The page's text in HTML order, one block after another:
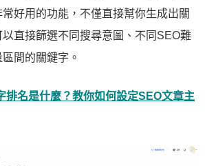
好用的功能，不僅直接幫你生成出關
直接篩選不同搜尋意圖、不同SEO難
間的關鍵字。
排名是什麼？教你如何設定SEO文章主